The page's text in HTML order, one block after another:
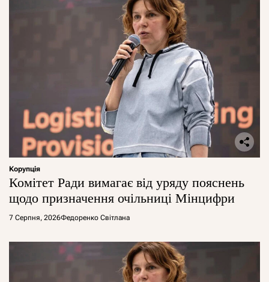
Корупція
Комітет Ради вимагає від уряду пояснень
щодо призначення очільниці Мінцифри
7 Серпня, 2026Федоренко Світлана